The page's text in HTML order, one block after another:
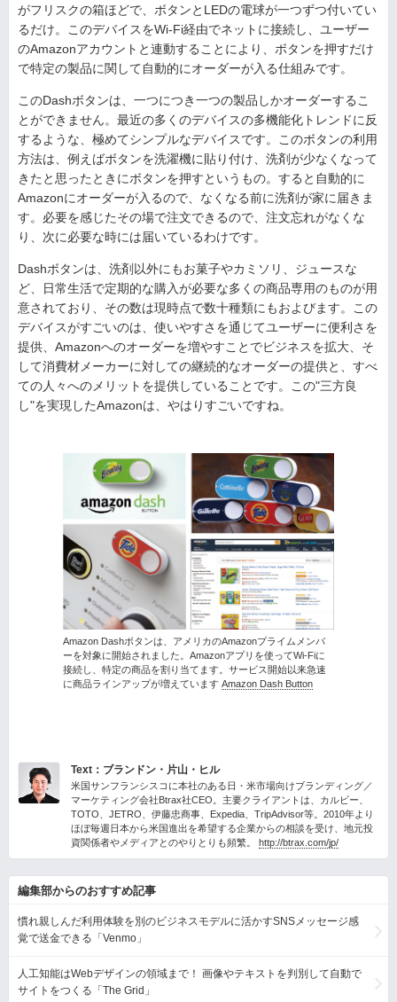
がフリスクの箱ほどで、ボタンとLEDの電球が一つずつ付いてい
るだけ。このデバイスをWi-Fi経由でネットに接続し、ユーザー
のAmazonアカウントと連動することにより、ボタンを押すだけ
で特定の製品に関して自動的にオーダーが入る仕組みです。
このDashボタンは、一つにつき一つの製品しかオーダーするこ
とができません。最近の多くのデバイスの多機能化トレンドに反
するような、極めてシンプルなデバイスです。このボタンの利用
方法は、例えばボタンを洗濯機に貼り付け、洗剤が少なくなって
きたと思ったときにボタンを押すというもの。すると自動的に
Amazonにオーダーが入るので、なくなる前に洗剤が家に届きま
す。必要を感じたその場で注文できるので、注文忘れがなくな
り、次に必要な時には届いているわけです。
Dashボタンは、洗剤以外にもお菓子やカミソリ、ジュースな
ど、日常生活で定期的な購入が必要な多くの商品専用のものが用
意されており、その数は現時点で数十種類にもおよびます。この
デバイスがすごいのは、使いやすさを通じてユーザーに便利さを
提供、Amazonへのオーダーを増やすことでビジネスを拡大、そ
して消費材メーカーに対しての継続的なオーダーの提供と、すべ
ての人々へのメリットを提供していることです。この"三方良
し"を実現したAmazonは、やはりすごいですね。
Amazon Dashボタンは、アメリカのAmazonプライムメンバ
ーを対象に開始されました。Amazonアプリを使ってWi-Fiに
接続し、特定の商品を割り当てます。サービス開始以来急速
に商品ラインアップが増えています Amazon Dash Button
Text：ブランドン・片山・ヒル
米国サンフランシスコに本社のある日・米市場向けブランディング／
マーケティング会社Btrax社CEO。主要クライアントは、カルビー、
TOTO、JETRO、伊藤忠商事、Expedia、TripAdvisor等。2010年より
ほぼ毎週日本から米国進出を希望する企業からの相談を受け、地元投
資関係者やメディアとのやりとりも頻繁。 http://btrax.com/jp/
編集部からのおすすめ記事
慣れ親しんだ利用体験を別のビジネスモデルに活かすSNSメッセージ感
覚で送金できる「Venmo」
人工知能はWebデザインの領域まで！ 画像やテキストを判別して自動で
サイトをつくる「The Grid」